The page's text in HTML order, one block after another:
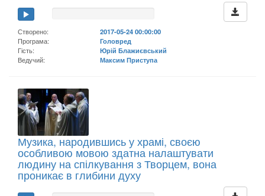
Створено:
2017-05-24 00:00:00
Програма:
Головред
Гість:
Юрій Блажиєвський
Ведучий:
Максим Приступа
Музика, народившись у храмі, своєю
особливою мовою здатна налаштувати
людину на спілкування з Творцем, вона
проникає в глибини духу